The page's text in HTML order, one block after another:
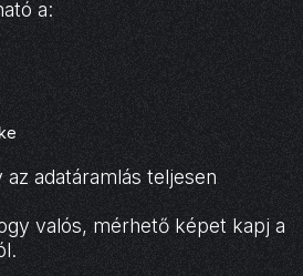
a:
adatáramlás teljesen
valós, mérhető képet kapj a